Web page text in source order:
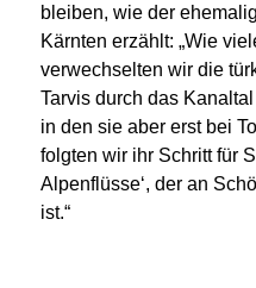
bleiben, wie der
Kärnten erzählt: „Wie
verwechselten wir die
Tarvis durch das
in den sie aber erst bei
folgten wir ihr Schritt für
Alpenflüsse‘, der an
ist.“